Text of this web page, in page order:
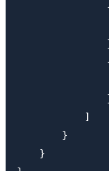
            ]
        }
    }